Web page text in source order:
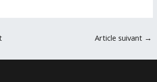
Article suivant →